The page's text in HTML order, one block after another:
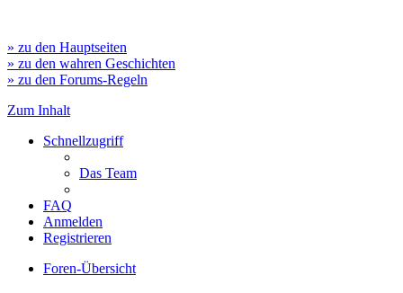
» zu den Hauptseiten
» zu den wahren Geschichten
» zu den Forums-Regeln
Zum Inhalt
Schnellzugriff
Das Team
FAQ
Anmelden
Registrieren
Foren-Übersicht